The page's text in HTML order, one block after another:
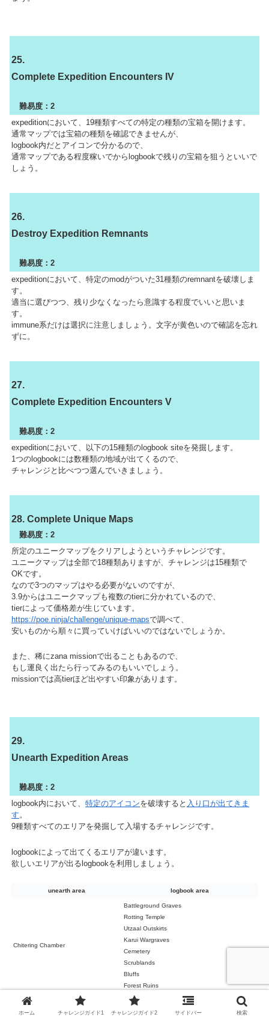
25.
Complete Expedition Encounters IV
難易度：2
expeditionにおいて、19種類すべての特定の種類の宝箱を開けます。
通常マップでは宝箱の種類を確認できませんが、
logbook内だとアイコンで分かるので、
通常マップである程度稼いでからlogbookで残りの宝箱を狙うといいで
しょう。
26.
Destroy Expedition Remnants
難易度：2
expeditionにおいて、特定のmodがついた31種類のremnantを破壊しま
す。
適当に選びつつ、残り少なくなったら意識する程度でいいと思いま
す。
immune系だけは選択に注意しましょう。文字が黄色いので確認を忘れ
ずに。
27.
Complete Expedition Encounters V
難易度：2
expeditionにおいて、以下の15種類のlogbook siteを発掘します。
1つのlogbookには数種類の地域が出てくるので、
チャレンジと比べつつ選んでいきましょう。
28. Complete Unique Maps
難易度：2
所定のユニークマップをクリアしようというチャレンジです。
ユニークマップは全部で18種類ありますが、チャレンジは15種類で
OKです。
なので3つのマップはやる必要がないのですが、
3.9からはユニークマップも複数のtierに分かれているので、
tierによって価格差が生じています。
https://poe.ninja/challenge/unique-mapsで調べて、
安いものから順々に買っていけばいいのではないでしょうか。
また、稀にzana missionで出ることもあるので、
もし運良く出たら行ってみるのもいいでしょう。
missionでは高tierほど出やすい印象があります。
29.
Unearth Expedition Areas
難易度：2
logbook内において、 特定のアイコンを破壊すると 入り口が出てきま
す。
9種類すべてのエリアを発掘して入場するチャレンジです。
logbookによって出てくるエリアが違います。
欲しいエリアが出るlogbookを利用しましょう。
unearth area logbook area
Chitering Chamber
Battleground Graves
Rotting Temple
Utzaal Outskirts
Karui Wargraves
Cemetery
Scrublands
Bluffs
Forest Ruins
Muhsoom Thicket
Bluffs
Utzal Outskirts
ホーム チャレンジガイド1 チャレンジガイド2 サイドバー 検索